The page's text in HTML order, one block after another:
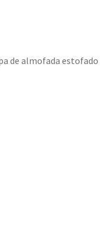
de almofada estofado